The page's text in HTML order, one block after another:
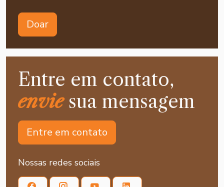
Doar
Entre em contato,
enviesua mensagem
Entre em contato
Nossas redes sociais